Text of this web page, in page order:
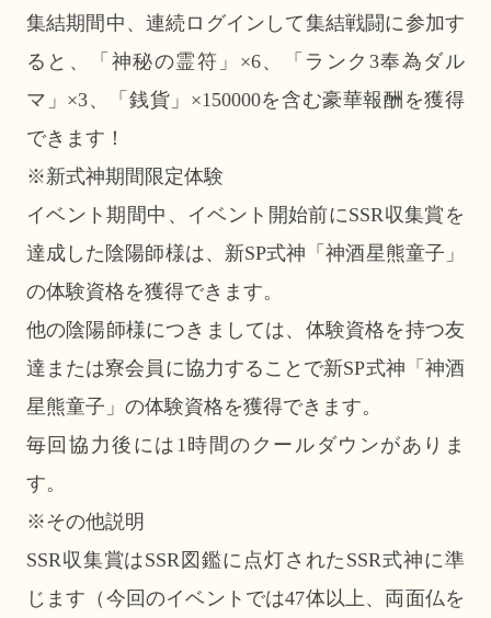
集結期間中、連続ログインして集結戦闘に参加す
ると、「神秘の霊符」×6、「ランク3奉為ダル
マ」×3、「銭貨」×150000を含む豪華報酬を獲得
できます！
※新式神期間限定体験
イベント期間中、イベント開始前にSSR収集賞を
達成した陰陽師様は、新SP式神「神酒星熊童子」
の体験資格を獲得できます。
他の陰陽師様につきましては、体験資格を持つ友
達または寮会員に協力することで新SP式神「神酒
星熊童子」の体験資格を獲得できます。
毎回協力後には1時間のクールダウンがありま
す。
※その他説明
SSR収集賞はSSR図鑑に点灯されたSSR式神に準
じます（今回のイベントでは47体以上、両面仏を